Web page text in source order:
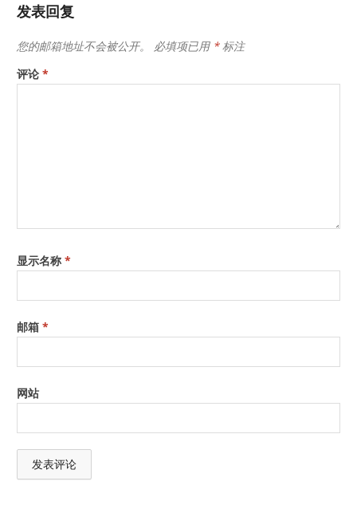
发表回复
您的邮箱地址不会被公开。 必填项已用 *标注
评论*
显示名称*
邮箱*
网站